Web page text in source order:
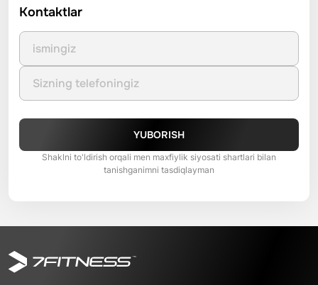
Kontaktlar
YUBORISH
Shaklni to'ldirish orqali men maxfiylik siyosati shartlari bilan
tanishganimni tasdiqlayman